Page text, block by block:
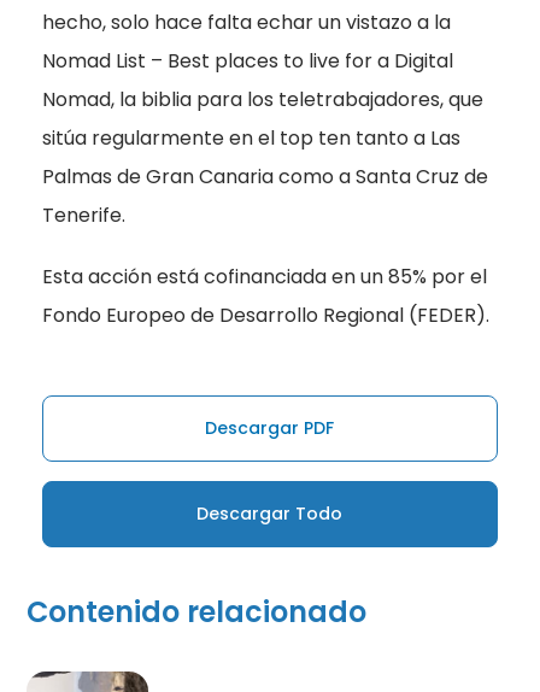
hecho, solo hace falta echar un vistazo a la
Nomad List – Best places to live for a Digital
Nomad, la biblia para los teletrabajadores, que
sitúa regularmente en el top ten tanto a Las
Palmas de Gran Canaria como a Santa Cruz de
Tenerife.
Esta acción está cofinanciada en un 85% por el
Fondo Europeo de Desarrollo Regional (FEDER).
Descargar PDF
Descargar Todo
Contenido relacionado